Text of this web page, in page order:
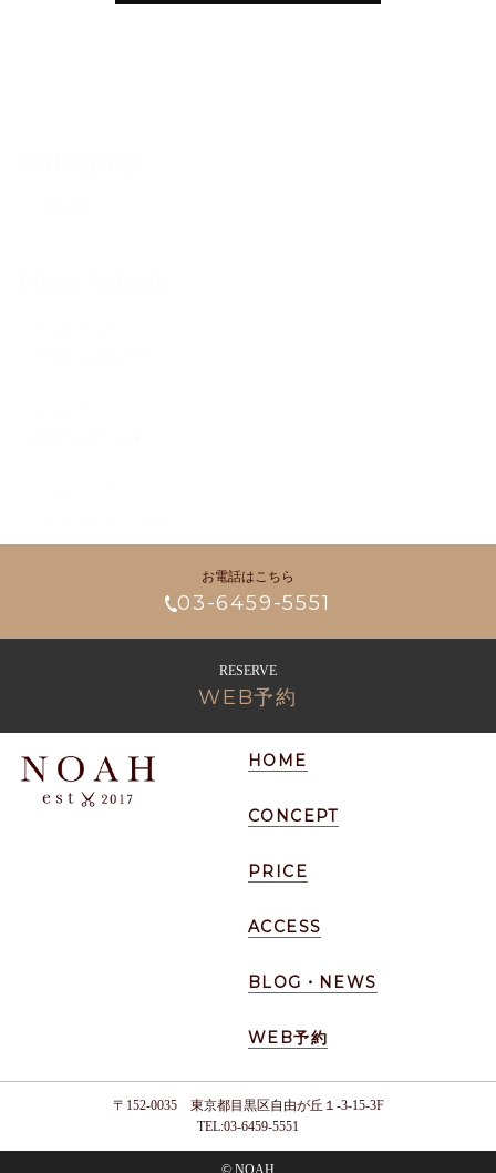
お電話はこちら
03-6459-5551
RESERVE
WEB予約
HOME
CONCEPT
PRICE
ACCESS
BLOG・NEWS
WEB予約
〒152-0035 東京都目黒区自由が丘１-3-15-3F
TEL:03-6459-5551